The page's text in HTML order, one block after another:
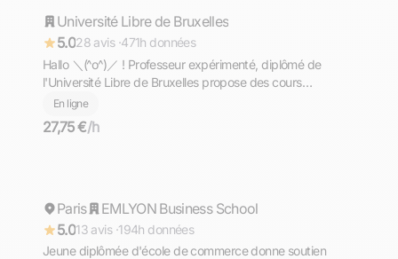
Répond rapidement
Université Libre de Bruxelles
5.028 avis ·471h données
Hallo ＼⁠(⁠^⁠o⁠^⁠)⁠／ ! Professeur expérimenté, diplômé de
l'Université Libre de Bruxelles propose des cours
d'allemand de niveaux PRIMAIRE - COLLEGE - LYCEE -
PREPA - SUPERIEUR. Komm und lerne mit mir Deutsch
╮⁠(⁠＾⁠▽⁠＾⁠)⁠╭
En ligne
27,75 €/h
Répond rapidement
Paris
EMLYON Business School
5.013 avis ·194h données
Jeune diplômée d'école de commerce donne soutien